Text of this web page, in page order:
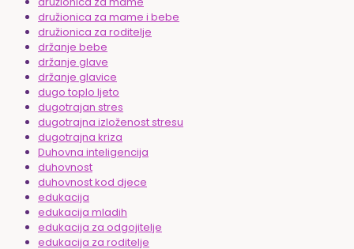
družionica za mame i bebe
družionica za roditelje
držanje bebe
držanje glave
držanje glavice
dugo toplo ljeto
dugotrajan stres
dugotrajna izloženost stresu
dugotrajna kriza
Duhovna inteligencija
duhovnost
duhovnost kod djece
edukacija
edukacija mladih
edukacija za odgojitelje
edukacija za roditelje